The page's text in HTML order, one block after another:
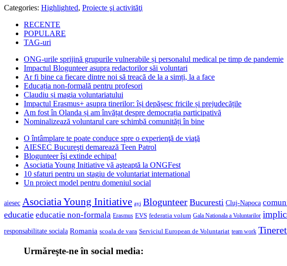
Categories: Highlighted, Proiecte şi activităţi
RECENTE
POPULARE
TAG-uri
ONG-urile sprijină grupurile vulnerabile și personalul medical pe timp de pandemie
Impactul Blogunteer asupra redactorilor săi voluntari
Ar fi bine ca fiecare dintre noi să treacă de la a simți, la a face
Educația non-formală pentru profesori
Claudiu și magia voluntariatului
Impactul Erasmus+ asupra tinerilor: își depășesc fricile și prejudecățile
Am fost în Olanda și am învățat despre democrația participativă
Nominalizează voluntarul care schimbă comunități în bine
O întâmplare te poate conduce spre o experienţă de viaţă
AIESEC Bucureşti demarează Teen Patrol
Blogunteer îşi extinde echipa!
Asociatia Young Initiative vă aşteaptă la ONGFest
10 sfaturi pentru un stagiu de voluntariat international
Un proiect model pentru domeniul social
aiesec Asociatia Young Initiative ayi Blogunteer Bucuresti Cluj-Napoca
educatie educatie non-formala Erasmus EVS federatia volum Gala Nationala a Voluntarilor
responsabilitate sociala Romania scoala de vara Serviciul European de Voluntariat team work
Urmăreşte-ne în social media: